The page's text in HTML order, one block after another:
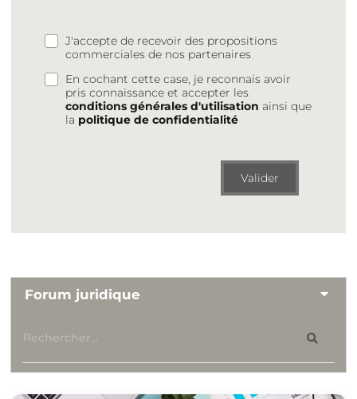
J'accepte de recevoir des propositions
commerciales de nos partenaires
En cochant cette case, je reconnais avoir
pris connaissance et accepter les
conditions générales d'utilisation ainsi que
la politique de confidentialité
Valider
Forum juridique